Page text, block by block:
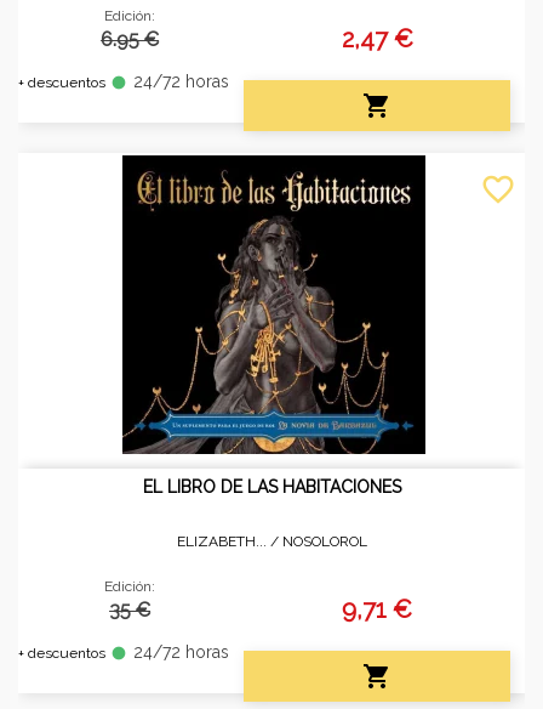
Edición:
6.95 €
+ descuentos fiber_manual_record 24/72 horas
2,47 €

EL LIBRO DE LAS HABITACIONES
ELIZABETH... / NOSOLOROL
Edición:
35 €
+ descuentos fiber_manual_record 24/72 horas
9,71 €

favorite_border